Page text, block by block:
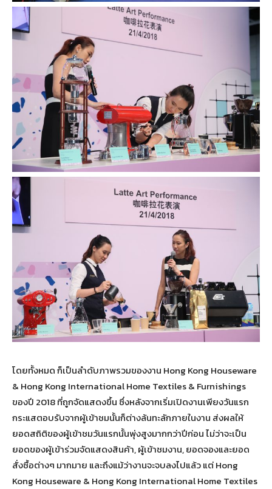
โดยทั้งหมด ก็เป็นลำดับภาพรวมของงาน Hong Kong Houseware
& Hong Kong International Home Textiles & Furnishings
ของปี 2018 ที่ถูกจัดแสดงขึ้น ซึ่งหลังจากเริ่มเปิดงานเพียงวันแรก
กระแสตอบรับจากผู้เข้าชมนั้นก็ต่างล้นทะลักภายในงาน ส่งผลให้
ยอดสถิติของผู้เข้าชมวันแรกนั้นพุ่งสูงมากกว่าปีก่อน ไม่ว่าจะเป็น
ยอดของผู้เข้าร่วมจัดแสดงสินค้า, ผู้เข้าชมงาน, ยอดจองและยอด
สั่งซื้อต่างๆ มากมาย และถึงแม้ว่างานจะจบลงไปแล้ว แต่ Hong
Kong Houseware & Hong Kong International Home Textiles